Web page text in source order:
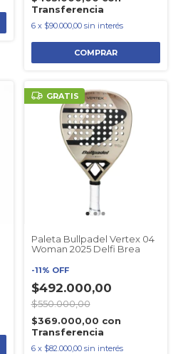
Transferencia
6 x $90.000,00 sin interés
GRATIS
Paleta Bullpadel Vertex 04
Woman 2025 Delfi Brea
-11% OFF
$492.000,00
$550.000,00
$369.000,00 con
Transferencia
6 x $82.000,00 sin interés